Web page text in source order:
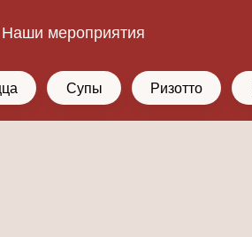
Наши мероприятия
Супы Ризотто